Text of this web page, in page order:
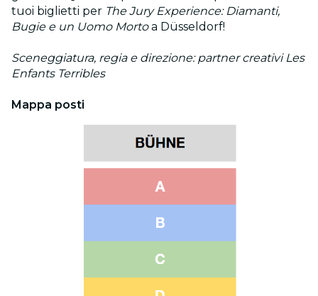
tuoi biglietti per The Jury Experience: Diamanti,
Bugie e un Uomo Mortoa Düsseldorf!
Sceneggiatura, regia e direzione: partner creativi Les
Enfants Terribles
Mappa posti